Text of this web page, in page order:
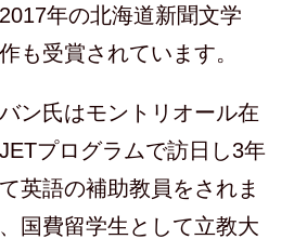
年の北海道新聞文学
も受賞されています。
ン氏はモントリオール在
プログラムで訪日し3年
英語の補助教員をされま
国費留学生として立教大